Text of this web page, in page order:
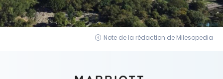
Note de la rédaction de Milesopedia